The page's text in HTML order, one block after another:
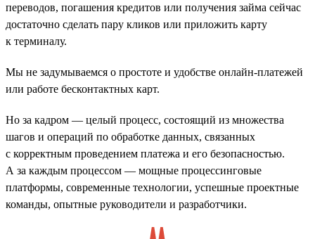
переводов, погашения кредитов или получения займа сейчас
достаточно сделать пару кликов или приложить карту
к терминалу.
Мы не задумываемся о простоте и удобстве онлайн-платежей
или работе бесконтактных карт.
Но за кадром — целый процесс, состоящий из множества
шагов и операций по обработке данных, связанных
с корректным проведением платежа и его безопасностью.
А за каждым процессом — мощные процессинговые
платформы, современные технологии, успешные проектные
команды, опытные руководители и разработчики.